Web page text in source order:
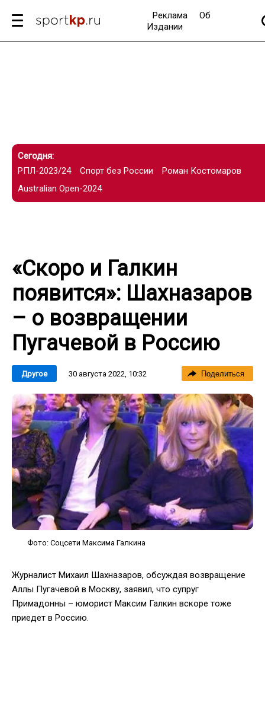
Реклама
Об
Издании
Сегодня:
РПЛ-2023/24
Спорт без России
Роман Костомаров
Australian Open-2024
«Скоро и Галкин
появится»: Шахназаров
– о возвращении
Пугачевой в Россию
Другое 30 августа 2022, 10:32 Поделиться
Фото: Соцсети Максима Галкина
Журналист Михаил Шахназаров, обсуждая возвращение
Аллы Пугачевой в Москву, заявил, что супруг
Примадонны – юморист Максим Галкин вскоре тоже
приедет в Россию.